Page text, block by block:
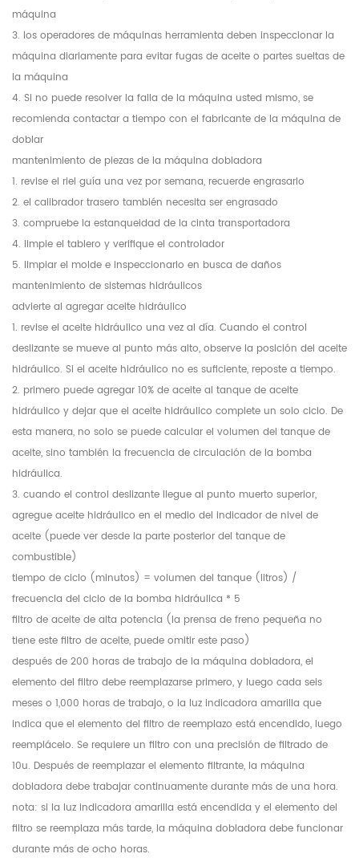
máquina
3. los operadores de máquinas herramienta deben inspeccionar la
máquina diariamente para evitar fugas de aceite o partes sueltas de
la máquina
4. Si no puede resolver la falla de la máquina usted mismo, se
recomienda contactar a tiempo con el fabricante de la máquina de
doblar
mantenimiento de piezas de la máquina dobladora
1. revise el riel guía una vez por semana, recuerde engrasarlo
2. el calibrador trasero también necesita ser engrasado
3. compruebe la estanqueidad de la cinta transportadora
4. limpie el tablero y verifique el controlador
5. limpiar el molde e inspeccionarlo en busca de daños
mantenimiento de sistemas hidráulicos
advierte al agregar aceite hidráulico
1. revise el aceite hidráulico una vez al día. Cuando el control
deslizante se mueve al punto más alto, observe la posición del aceite
hidráulico. Si el aceite hidráulico no es suficiente, reposte a tiempo.
2. primero puede agregar 10% de aceite al tanque de aceite
hidráulico y dejar que el aceite hidráulico complete un solo ciclo. De
esta manera, no solo se puede calcular el volumen del tanque de
aceite, sino también la frecuencia de circulación de la bomba
hidráulica.
3. cuando el control deslizante llegue al punto muerto superior,
agregue aceite hidráulico en el medio del indicador de nivel de
aceite (puede ver desde la parte posterior del tanque de
combustible)
tiempo de ciclo (minutos) = volumen del tanque (litros) /
frecuencia del ciclo de la bomba hidráulica * 5
filtro de aceite de alta potencia (la prensa de freno pequeña no
tiene este filtro de aceite, puede omitir este paso)
después de 200 horas de trabajo de la máquina dobladora, el
elemento del filtro debe reemplazarse primero, y luego cada seis
meses o 1,000 horas de trabajo, o la luz indicadora amarilla que
indica que el elemento del filtro de reemplazo está encendido, luego
reemplácelo. Se requiere un filtro con una precisión de filtrado de
10u. Después de reemplazar el elemento filtrante, la máquina
dobladora debe trabajar continuamente durante más de una hora.
nota: si la luz indicadora amarilla está encendida y el elemento del
filtro se reemplaza más tarde, la máquina dobladora debe funcionar
durante más de ocho horas.